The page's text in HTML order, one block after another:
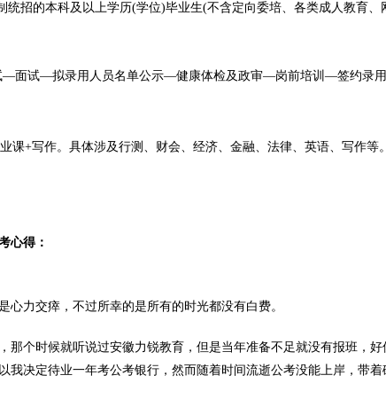
招的本科及以上学历(学位)毕业生(不含定向委培、各类成人教育、
面试—拟录用人员名单公示—健康体检及政审—岗前培训—签约录
课+写作。具体涉及行测、财会、经济、金融、法律、英语、写作等。
心得：
力交瘁，不过所幸的是所有的时光都没有白费。
那个时候就听说过安徽力锐教育，但是当年准备不足就没有报班，好
我决定待业一年考公考银行，然而随着时间流逝公考没能上岸，带着